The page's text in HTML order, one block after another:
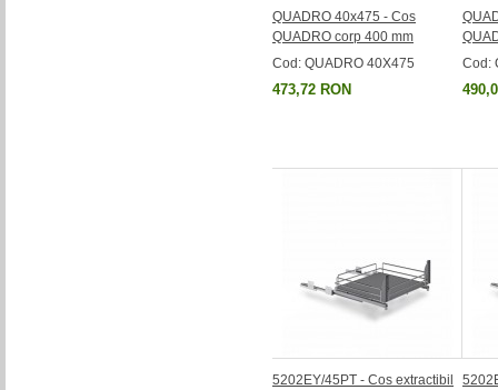
QUADRO 40x475 - Cos
QUADRO corp 400 mm
Cod: QUADRO 40X475
473,72 RON
Cod:
5202EY/45PT - Cos extractibil